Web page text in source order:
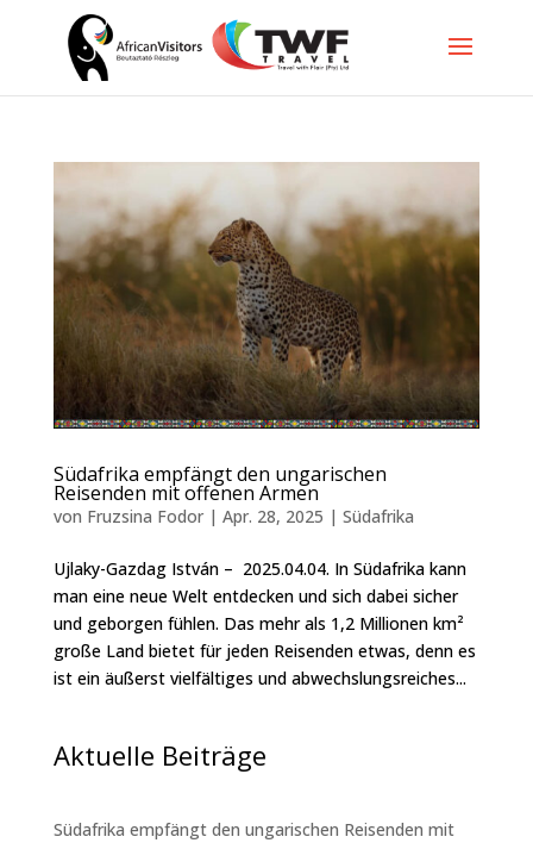
Südafrika empfängt den ungarischen
Reisenden mit offenen Armen
von Fruzsina Fodor| Apr. 28, 2025 | Südafrika
Ujlaky-Gazdag István – 2025.04.04. In Südafrika kann
man eine neue Welt entdecken und sich dabei sicher
und geborgen fühlen. Das mehr als 1,2 Millionen km²
große Land bietet für jeden Reisenden etwas, denn es
ist ein äußerst vielfältiges und abwechslungsreiches...
Aktuelle Beiträge
Südafrika empfängt den ungarischen Reisenden mit